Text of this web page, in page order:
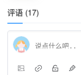
评语 (17)